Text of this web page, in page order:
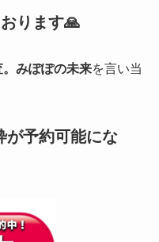
ります🙏
みぽぽの未来を言い当
が予約可能にな